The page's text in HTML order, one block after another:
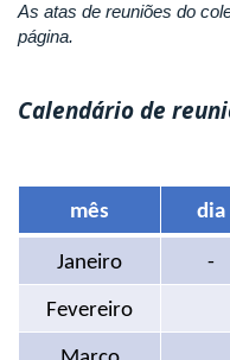
As atas de reuniões do
página.
Calendário de
mês dia
Janeiro -
Fevereiro